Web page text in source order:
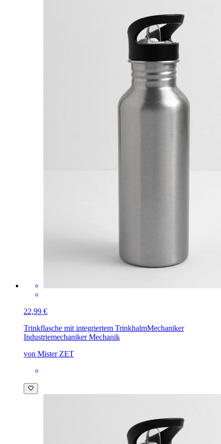
22,99 €
Trinkflasche mit integriertem TrinkhalmMechaniker
Industriemechaniker Mechanik
von Mister ZET